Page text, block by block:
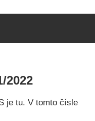
2022
je tu. V tomto čísle